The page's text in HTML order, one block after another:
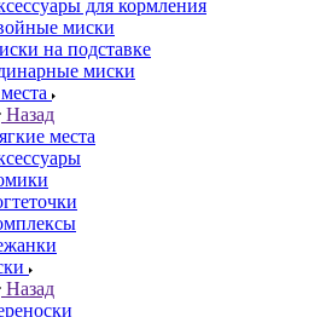
для кормления
миски
на подставке
миски
Назад
места
Назад